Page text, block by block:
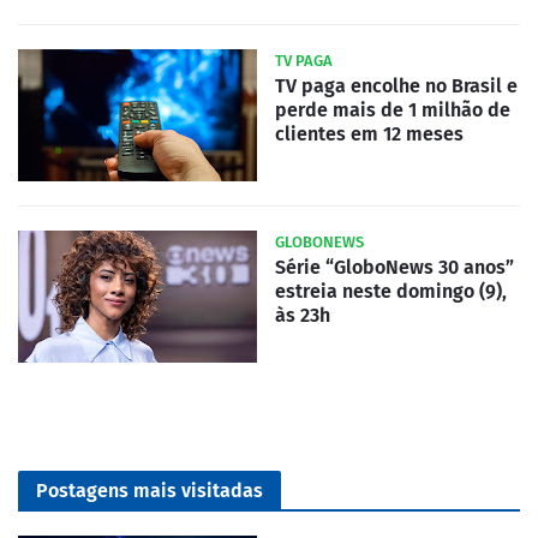
TV PAGA
TV paga encolhe no Brasil e
perde mais de 1 milhão de
clientes em 12 meses
GLOBONEWS
Série “GloboNews 30 anos”
estreia neste domingo (9),
às 23h
Postagens mais visitadas